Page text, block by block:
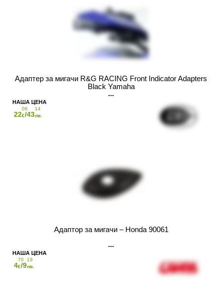
Адаптер за мигачи R&G RACING Front Indicator Adapters
Black Yamaha
22
06
€/43
14
лв.
Адаптор за мигачи – Honda 90061
4
70
€/9
19
лв.